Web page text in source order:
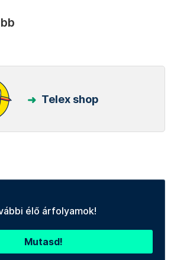
Telex shop
élő árfolyamok!
Mutasd!